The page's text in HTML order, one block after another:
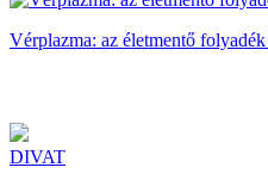
Vérplazma: az életmentő
DIVAT